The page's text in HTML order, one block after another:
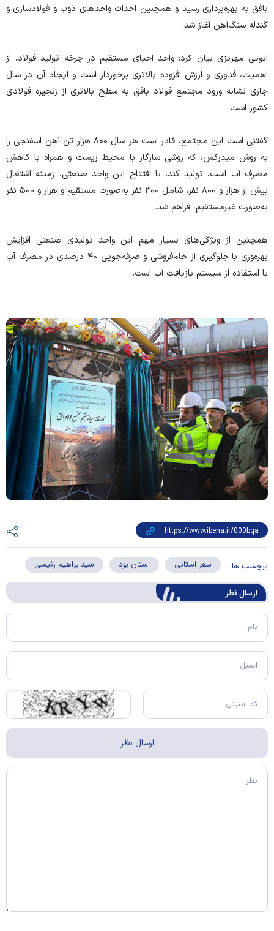
بافق به بهره‌برداری رسید و همچنین احداث واحد‌های ذوب و فولادسازی و
گندله سنگ‌آهن آغاز شد.
ابویی مهریزی بیان کرد: واحد احیای مستقیم در چرخه تولید فولاد، از
اهمیت، فناوری و ارزش افزوده بالاتری برخوردار است و ایجاد آن در سال
جاری نشانه ورود مجتمع فولاد بافق به سطح بالاتری از زنجیره فولادی
کشور است.
گفتنی است این مجتمع، قادر است هر سال ۸۰۰ هزار تن آهن اسفنجی را
به روش میدرکس، که روشی سازگار با محیط زیست و همراه با کاهش
مصرف آب است، تولید کند. با افتتاح این واحد صنعتی، زمینه اشتغال
بیش از هزار و ۸۰۰ نفر، شامل ۳۰۰ نفر به‌صورت مستقیم و هزار و ۵۰۰ نفر
به‌صورت غیرمستقیم، فراهم شد.
همچنین از ویژگی‌های بسیار مهم این واحد تولیدی صنعتی افزایش
بهره‌وری با جلوگیری از خام‌فروشی و صرفه‌جویی ۴۰ درصدی در مصرف آب
با استفاده از سیستم بازیافت آب است.
برچسب ها: سفر استانی استان یزد سیدابراهیم رئیسی
ارسال‌ نظر